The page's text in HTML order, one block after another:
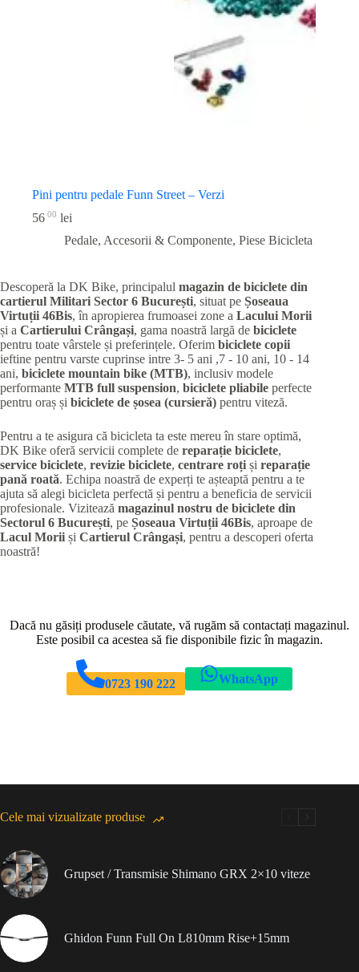
Pini pentru pedale Funn Street – Verzi
56 00 lei
Pedale, Accesorii & Componente, Piese Bicicleta
Descoperă la DK Bike, principalul magazin de biciclete din
cartierul Militari Sector 6 București, situat pe Șoseaua
Virtuții 46Bis, în apropierea frumoasei zone a Lacului Morii
și a Cartierului Crângași, gama noastră largă de biciclete
pentru toate vârstele și preferințele. Oferim biciclete copii
ieftine pentru varste cuprinse intre 3- 5 ani ,7 - 10 ani, 10 - 14
ani, biciclete mountain bike (MTB), inclusiv modele
performante MTB full suspension, biciclete pliabile perfecte
pentru oraș și biciclete de șosea (cursieră) pentru viteză.
Pentru a te asigura că bicicleta ta este mereu în stare optimă,
DK Bike oferă servicii complete de reparație biciclete,
service biciclete, revizie biciclete, centrare roți și reparație
pană roată. Echipa noastră de experți te așteaptă pentru a te
ajuta să alegi bicicleta perfectă și pentru a beneficia de servicii
profesionale. Vizitează magazinul nostru de biciclete din
Sectorul 6 București, pe Șoseaua Virtuții 46Bis, aproape de
Lacul Morii și Cartierul Crângași, pentru a descoperi oferta
noastră!
Dacă nu găsiți produsele căutate, vă rugăm să contactați magazinul.
Este posibil ca acestea să fie disponibile fizic în magazin.
0723 190 222 WhatsApp
Cele mai vizualizate produse
Grupset / Transmisie Shimano GRX 2×10 viteze
Ghidon Funn Full On L810mm Rise+15mm